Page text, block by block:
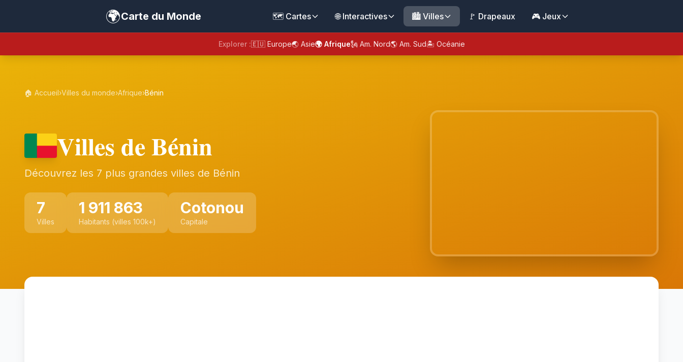
🌍Carte du Monde 🗺️ Cartes 🌐 Interactives 🏙️ Villes 🚩 Drapeaux 🎮 Jeux
Explorer :🇪🇺 Europe🌏 Asie🌍 Afrique🗽 Am. Nord🌎 Am. Sud🏝️ Océanie
🏠 Accueil›Villes du monde›Afrique›Bénin
Villes de Bénin
Découvrez les 7 plus grandes villes de Bénin
7
Villes
1 911 863
Habitants (villes 100k+)
Cotonou
Capitale